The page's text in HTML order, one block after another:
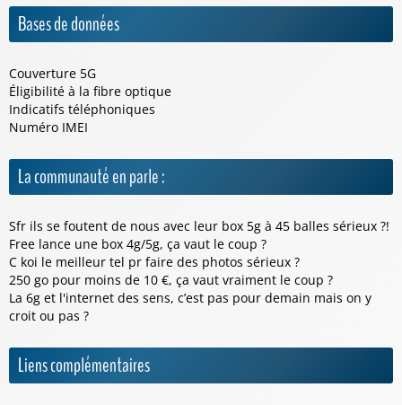
Bases de données
Couverture 5G
Éligibilité à la fibre optique
Indicatifs téléphoniques
Numéro IMEI
La communauté en parle :
Sfr ils se foutent de nous avec leur box 5g à 45 balles sérieux ?!
Free lance une box 4g/5g, ça vaut le coup ?
C koi le meilleur tel pr faire des photos sérieux ?
250 go pour moins de 10 €, ça vaut vraiment le coup ?
La 6g et l'internet des sens, c’est pas pour demain mais on y
croit ou pas ?
Liens complémentaires